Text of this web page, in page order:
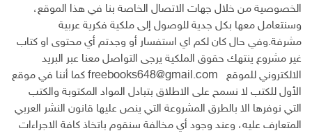
الخصوصية من خلال جهات الاتصال الخاصة بنا في هذا الموقع،
وسنتعامل معها بكل جدية للوصول إلى ملكية فكرية عربية
مشرفة.وفي حال كان لكم اي استفسار أو وجدتم أي محتوى او كتاب
غير مشروع ينتهك حقوق الملكية يرجى التواصل معنا عبر البريد
الالكتروني للموقع freebooks648@gmail.com كما أننا في موقع
الأول للكتب لا نسمح على الاطلاق بتبادل المواد المكتوبة والكتب
التي نوفرها الا بالطرق المشروعة التي ينص عليها قانون النشر العربي
المتعارف عليه، وعند وجود أي مخالفة سنقوم باتخاذ كافة الاجراءات